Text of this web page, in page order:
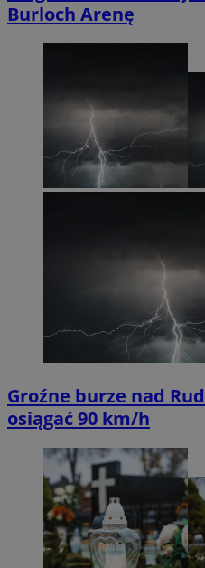
Burloch Arenę
Groźne burze nad
osiągać 90 km/h